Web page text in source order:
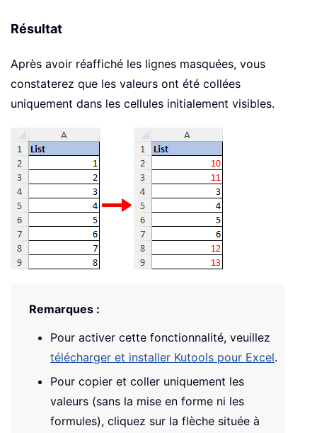
Résultat
Après avoir réaffiché les lignes masquées, vous
constaterez que les valeurs ont été collées
uniquement dans les cellules initialement visibles.
Remarques :
Pour activer cette fonctionnalité, veuillez
télécharger et installer Kutools pour Excel.
Pour copier et coller uniquement les
valeurs (sans la mise en forme ni les
formules), cliquez sur la flèche située à